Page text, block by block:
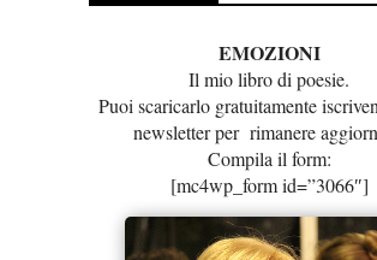
EMOZIONI
Il mio libro di poesie.
Puoi scaricarlo gratuitamente
newsletter per rimanere
Compila il form:
[mc4wp_form id=”3066″]